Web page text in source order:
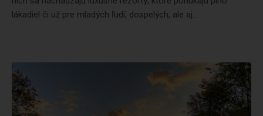
lákadiel či už pre mladých ľudí, dospelých, ale aj...